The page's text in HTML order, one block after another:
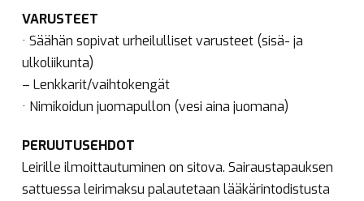
VARUSTEET
· Säähän sopivat urheilulliset varusteet (sisä- ja
ulkoliikunta)
– Lenkkarit/vaihtokengät
· Nimikoidun juomapullon (vesi aina juomana)
PERUUTUSEHDOT
Leirille ilmoittautuminen on sitova. Sairaustapauksen
sattuessa leirimaksu palautetaan lääkärintodistusta